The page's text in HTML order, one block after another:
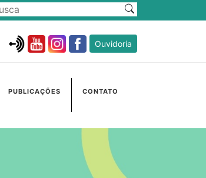
Ouvidoria
PUBLICAÇÕES CONTATO